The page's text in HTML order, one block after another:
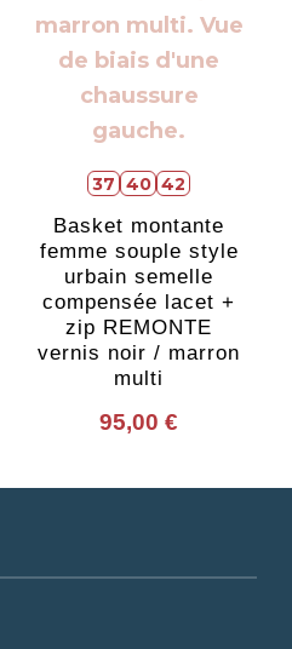
37 40 42
Basket montante
femme souple style
urbain semelle
compensée lacet +
zip REMONTE
vernis noir / marron
multi
95,00 €